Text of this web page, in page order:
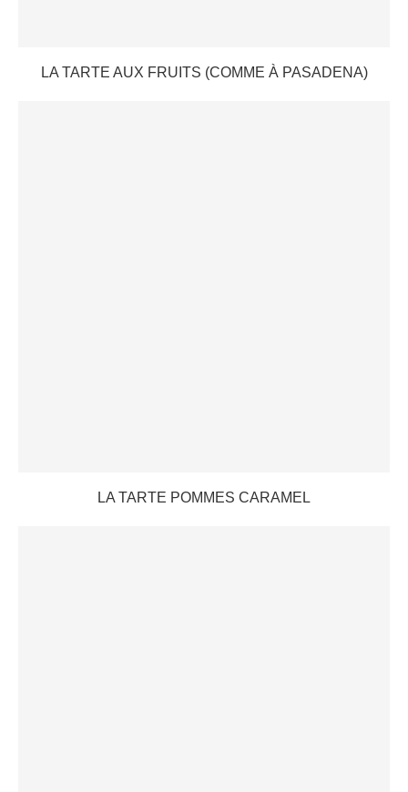
LA TARTE AUX FRUITS (COMME À PASADENA)
LA TARTE POMMES CARAMEL